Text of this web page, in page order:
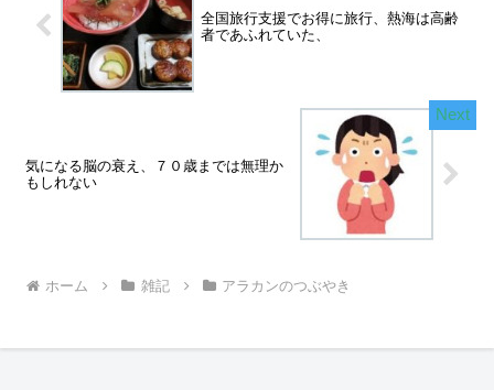
全国旅行支援でお得に旅行、熱海は高齢
者であふれていた、
気になる脳の衰え、７０歳までは無理か
もしれない
ホーム 雑記 アラカンのつぶやき